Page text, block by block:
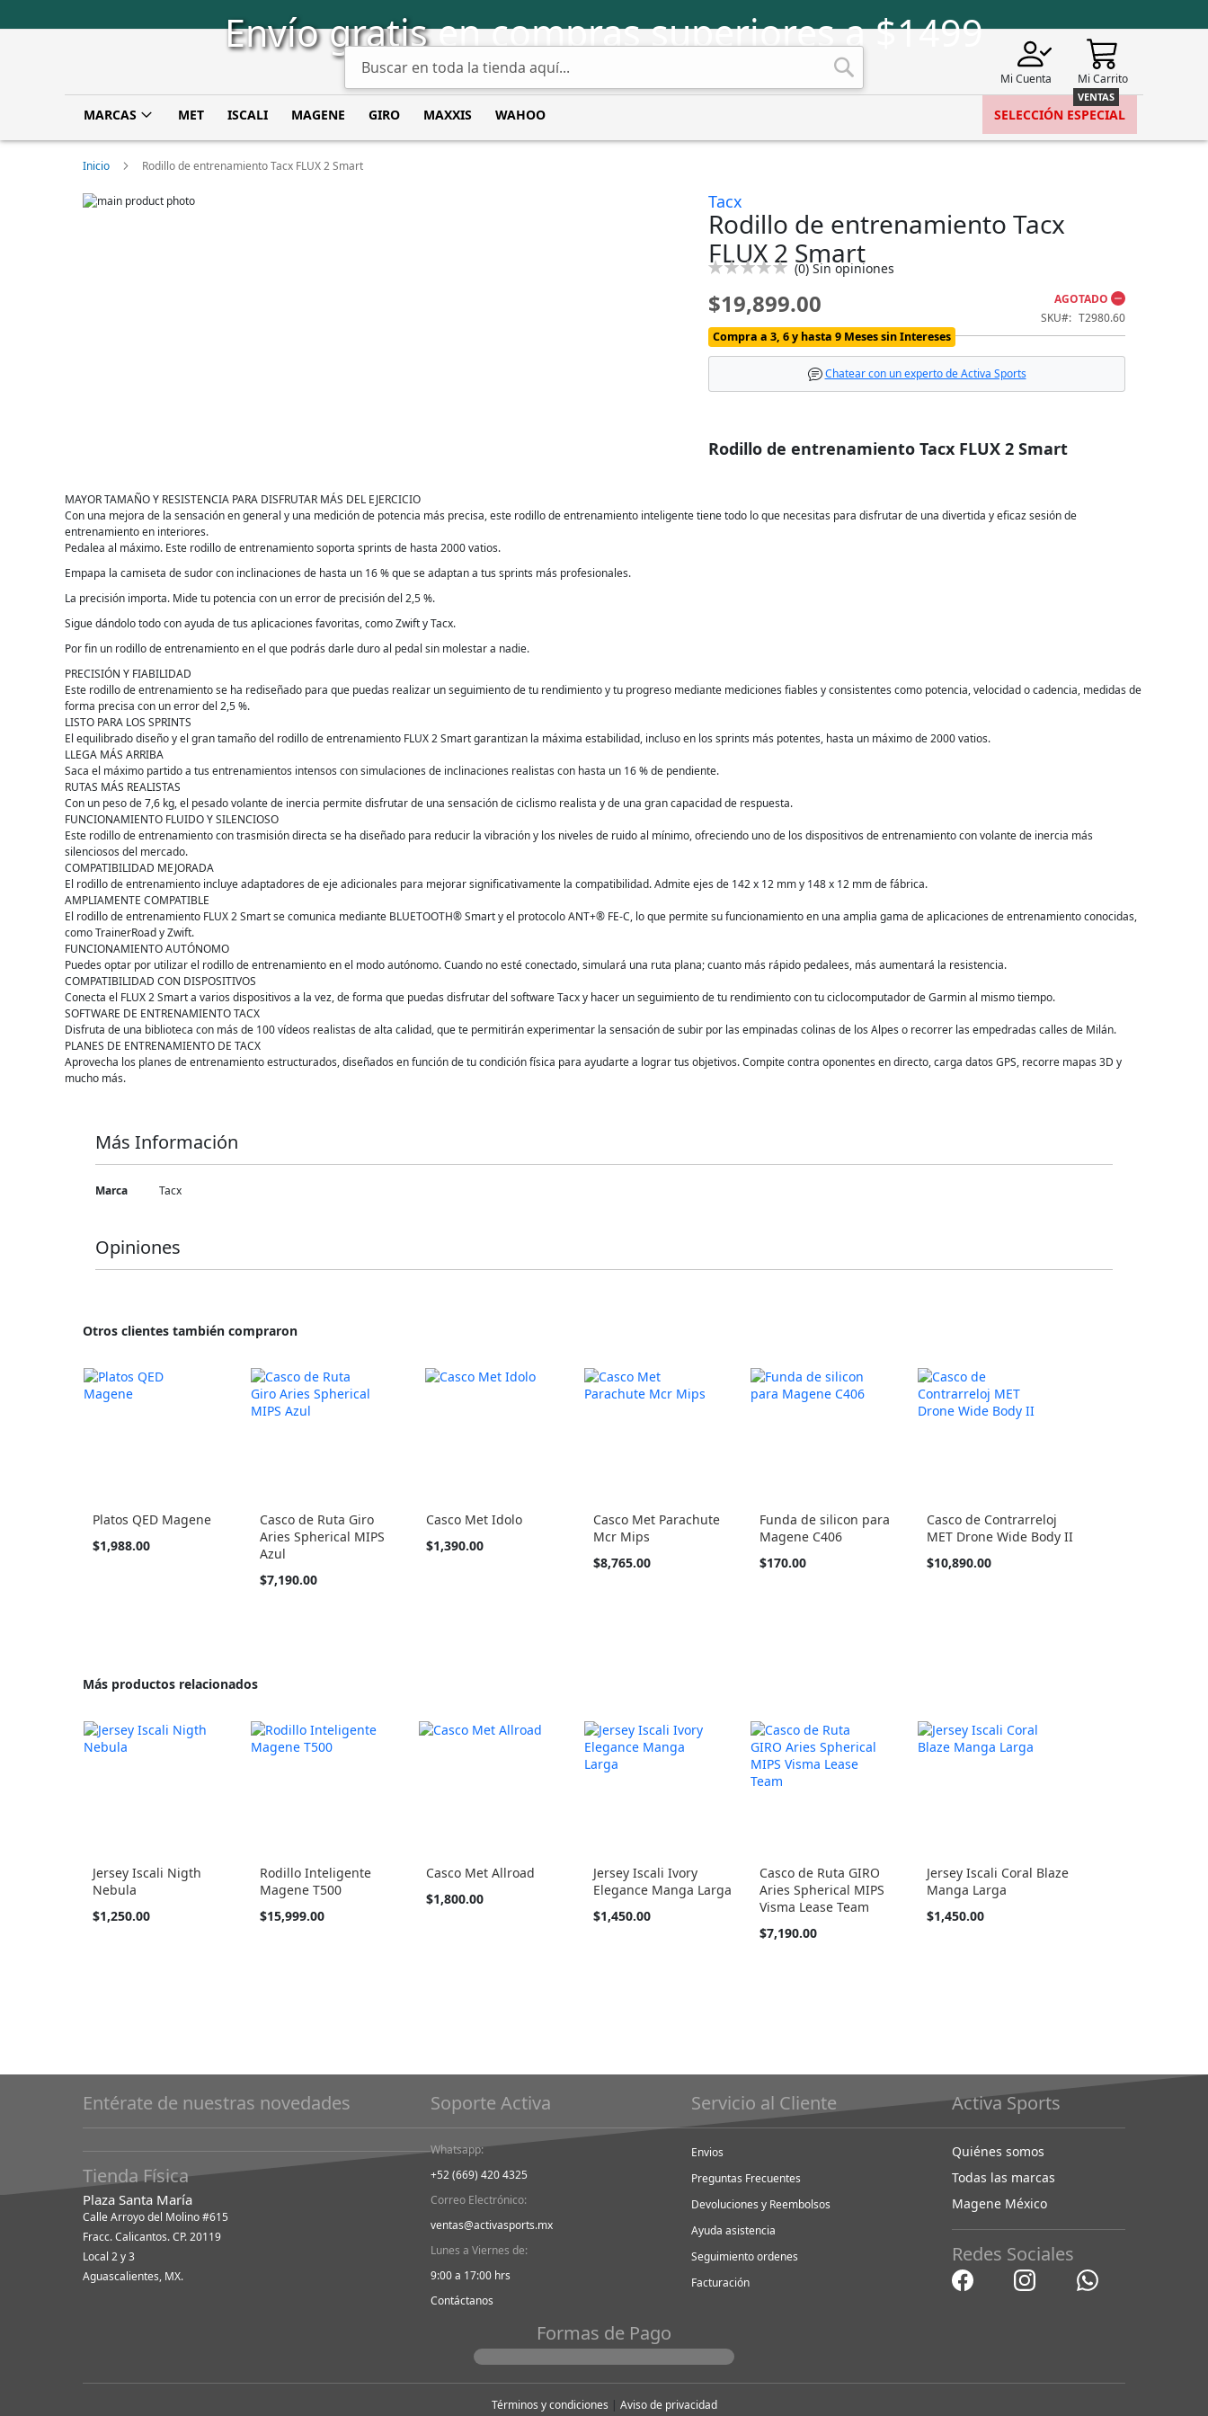
a
Envío gratisen compras superiores a $1499
Buscar
Mi Cuenta Mi Carrito
MARCAS MET ISCALI MAGENE GIRO MAXXIS WAHOO SELECCIÓN ESPECIAL
Inicio Rodillo de entrenamiento Tacx FLUX 2 Smart
Skip
Tacx
Rodillo de entrenamiento Tacx
FLUX 2 Smart
Calificación:
(0)Sin opiniones
$19,899.00
AGOTADO
SKU
T2980.60
Compra a 3, 6 y hasta 9 Meses sin Intereses
Chatear con un experto de Activa Sports
Rodillo de entrenamiento Tacx FLUX 2 Smart
MAYOR TAMAÑO Y RESISTENCIA PARA DISFRUTAR MÁS DEL EJERCICIO
Con una mejora de la sensación en general y una medición de potencia más precisa, este rodillo de entrenamiento inteligente tiene todo lo que necesitas para disfrutar de una divertida y eficaz sesión de
entrenamiento en interiores.
Pedalea al máximo. Este rodillo de entrenamiento soporta sprints de hasta 2000 vatios.
Empapa la camiseta de sudor con inclinaciones de hasta un 16 % que se adaptan a tus sprints más profesionales.
La precisión importa. Mide tu potencia con un error de precisión del 2,5 %.
Sigue dándolo todo con ayuda de tus aplicaciones favoritas, como Zwift y Tacx.
Por fin un rodillo de entrenamiento en el que podrás darle duro al pedal sin molestar a nadie.
PRECISIÓN Y FIABILIDAD
Este rodillo de entrenamiento se ha rediseñado para que puedas realizar un seguimiento de tu rendimiento y tu progreso mediante mediciones fiables y consistentes como potencia, velocidad o cadencia, medidas de
forma precisa con un error del 2,5 %.
LISTO PARA LOS SPRINTS
El equilibrado diseño y el gran tamaño del rodillo de entrenamiento FLUX 2 Smart garantizan la máxima estabilidad, incluso en los sprints más potentes, hasta un máximo de 2000 vatios.
LLEGA MÁS ARRIBA
Saca el máximo partido a tus entrenamientos intensos con simulaciones de inclinaciones realistas con hasta un 16 % de pendiente.
RUTAS MÁS REALISTAS
Con un peso de 7,6 kg, el pesado volante de inercia permite disfrutar de una sensación de ciclismo realista y de una gran capacidad de respuesta.
FUNCIONAMIENTO FLUIDO Y SILENCIOSO
Este rodillo de entrenamiento con trasmisión directa se ha diseñado para reducir la vibración y los niveles de ruido al mínimo, ofreciendo uno de los dispositivos de entrenamiento con volante de inercia más
silenciosos del mercado.
COMPATIBILIDAD MEJORADA
El rodillo de entrenamiento incluye adaptadores de eje adicionales para mejorar significativamente la compatibilidad. Admite ejes de 142 x 12 mm y 148 x 12 mm de fábrica.
AMPLIAMENTE COMPATIBLE
El rodillo de entrenamiento FLUX 2 Smart se comunica mediante BLUETOOTH® Smart y el protocolo ANT+® FE-C, lo que permite su funcionamiento en una amplia gama de aplicaciones de entrenamiento conocidas,
como TrainerRoad y Zwift.
FUNCIONAMIENTO AUTÓNOMO
Puedes optar por utilizar el rodillo de entrenamiento en el modo autónomo. Cuando no esté conectado, simulará una ruta plana; cuanto más rápido pedalees, más aumentará la resistencia.
COMPATIBILIDAD CON DISPOSITIVOS
Conecta el FLUX 2 Smart a varios dispositivos a la vez, de forma que puedas disfrutar del software Tacx y hacer un seguimiento de tu rendimiento con tu ciclocomputador de Garmin al mismo tiempo.
SOFTWARE DE ENTRENAMIENTO TACX
Disfruta de una biblioteca con más de 100 vídeos realistas de alta calidad, que te permitirán experimentar la sensación de subir por las empinadas colinas de los Alpes o recorrer las empedradas calles de Milán.
PLANES DE ENTRENAMIENTO DE TACX
Aprovecha los planes de entrenamiento estructurados, diseñados en función de tu condición física para ayudarte a lograr tus objetivos. Compite contra oponentes en directo, carga datos GPS, recorre mapas 3D y
mucho más.
Más Información
Más
Marca Tacx
Opiniones
Otros clientes también compraron
Platos QED Magene
Tan
$1,988.00
Casco de Ruta Giro
Aries Spherical MIPS
Azul
$7,190.00
Casco Met Idolo
Tan
$1,390.00
Casco Met Parachute
Mcr Mips
Tan
$8,765.00
Funda de silicon para
Magene C406
$170.00
Casco de Contrarreloj
MET Drone Wide Body II
Tan
$10,890.00
Más productos relacionados
Jersey Iscali Nigth
Nebula
Tan
$1,250.00
Rodillo Inteligente
Magene T500
$15,999.00
Casco Met Allroad
Tan
$1,800.00
Jersey Iscali Ivory
Elegance Manga Larga
Tan
$1,450.00
Casco de Ruta GIRO
Aries Spherical MIPS
Visma Lease Team
Tan
$7,190.00
Jersey Iscali Coral Blaze
Manga Larga
Tan
$1,450.00
Entérate de nuestras novedades
Tienda Física
Plaza Santa María
Calle Arroyo del Molino #615
Fracc. Calicantos. CP. 20119
Local 2 y 3
Aguascalientes, MX.
Soporte Activa
Whatsapp:
+52 (669) 420 4325
Correo Electrónico:
ventas@activasports.mx
Lunes a Viernes de:
9:00 a 17:00 hrs
Contáctanos
Servicio al Cliente
Envios
Preguntas Frecuentes
Devoluciones y Reembolsos
Ayuda asistencia
Seguimiento ordenes
Facturación
Activa Sports
Quiénes somos
Todas las marcas
Magene México
Redes Sociales
Formas de Pago
Términos y condiciones | Aviso de privacidad